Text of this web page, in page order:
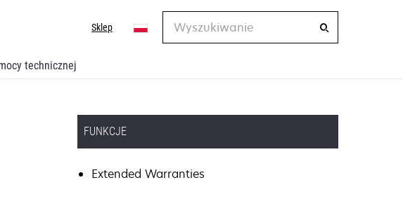
technicznej
Sklep
Wyszukiwanie
FUNKCJE
Extended Warranties